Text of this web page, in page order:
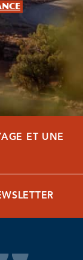
ET UNE